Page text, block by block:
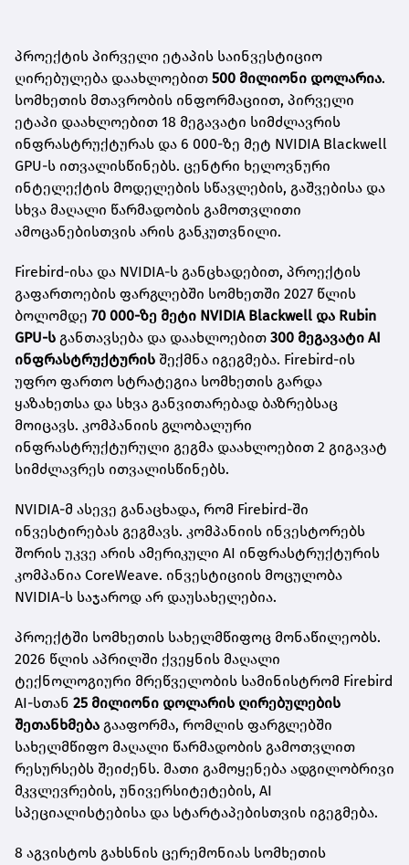
პროექტის პირველი ეტაპის საინვესტიციო
ღირებულება დაახლოებით 500 მილიონი დოლარია.
სომხეთის მთავრობის ინფორმაციით, პირველი
ეტაპი დაახლოებით 18 მეგავატი სიმძლავრის
ინფრასტრუქტურას და 6 000-ზე მეტ NVIDIA Blackwell
GPU-ს ითვალისწინებს. ცენტრი ხელოვნური
ინტელექტის მოდელების სწავლების, გაშვებისა და
სხვა მაღალი წარმადობის გამოთვლითი
ამოცანებისთვის არის განკუთვნილი.
Firebird-ისა და NVIDIA-ს განცხადებით, პროექტის
გაფართოების ფარგლებში სომხეთში 2027 წლის
ბოლომდე 70 000-ზე მეტი NVIDIA Blackwell და Rubin
GPU-ს განთავსება და დაახლოებით 300 მეგავატი AI
ინფრასტრუქტურის შექმნა იგეგმება. Firebird-ის
უფრო ფართო სტრატეგია სომხეთის გარდა
ყაზახეთსა და სხვა განვითარებად ბაზრებსაც
მოიცავს. კომპანიის გლობალური
ინფრასტრუქტურული გეგმა დაახლოებით 2 გიგავატ
სიმძლავრეს ითვალისწინებს.
NVIDIA-მ ასევე განაცხადა, რომ Firebird-ში
ინვესტირებას გეგმავს. კომპანიის ინვესტორებს
შორის უკვე არის ამერიკული AI ინფრასტრუქტურის
კომპანია CoreWeave. ინვესტიციის მოცულობა
NVIDIA-ს საჯაროდ არ დაუსახელებია.
პროექტში სომხეთის სახელმწიფოც მონაწილეობს.
2026 წლის აპრილში ქვეყნის მაღალი
ტექნოლოგიური მრეწველობის სამინისტრომ Firebird
AI-სთან 25 მილიონი დოლარის ღირებულების
შეთანხმება გააფორმა, რომლის ფარგლებში
სახელმწიფო მაღალი წარმადობის გამოთვლით
რესურსებს შეიძენს. მათი გამოყენება ადგილობრივი
მკვლევრების, უნივერსიტეტების, AI
სპეციალისტებისა და სტარტაპებისთვის იგეგმება.
8 აგვისტოს გახსნის ცერემონიას სომხეთის